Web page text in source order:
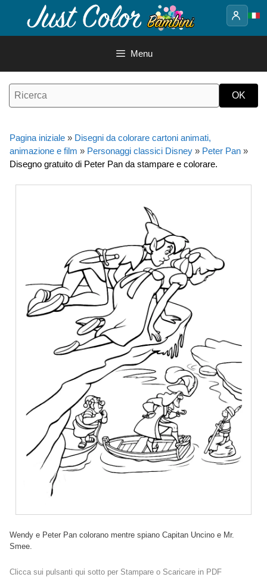
contenuto
Menu
Pagina iniziale » Disegni da colorare cartoni animati,
animazione e film » Personaggi classici Disney » Peter Pan »
Disegno gratuito di Peter Pan da stampare e colorare.
Wendy e Peter Pan colorano mentre spiano Capitan Uncino e Mr.
Smee.
Clicca sui pulsanti qui sotto per Stampare o Scaricare in PDF